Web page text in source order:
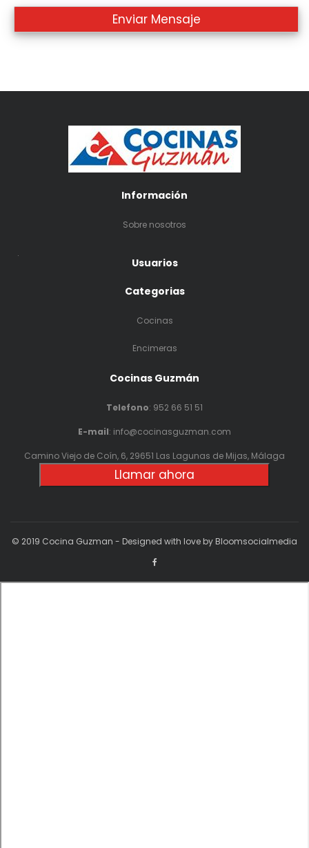
Información
Sobre nosotros
.
Usuarios
Categorias
Cocinas
Encimeras
Cocinas Guzmán
Telefono: 952 66 51 51
E-mail: info@cocinasguzman.com
Camino Viejo de Coín, 6, 29651 Las Lagunas de Mijas, Málaga
Llamar ahora
© 2019 Cocina Guzman - Designed with love by Bloomsocialmedia